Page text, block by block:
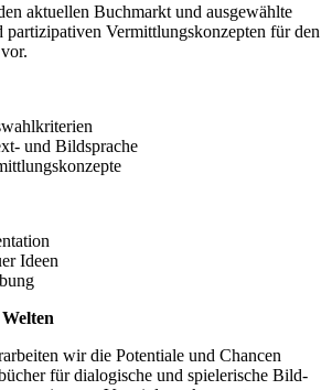
aktuellen Buchmarkt und ausgewählte
Vermittlungskonzepten für den
und Bildsprache
Ideen
wir die Potentiale und Chancen
für dialogische und spielerische Bild-